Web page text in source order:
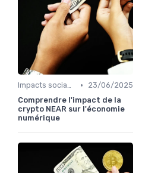
Impacts sociaux et économiques •
23/06/2025
Comprendre l'impact de la
crypto NEAR sur l'économie
numérique